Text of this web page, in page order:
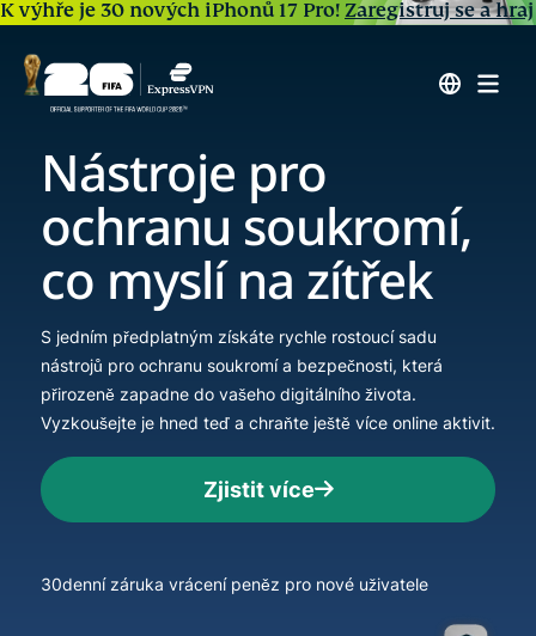
K výhře je 30 nových iPhonů 17 Pro! Zaregistruj se a hraj
Nástroje pro
ochranu soukromí,
co myslí na zítřek
S jedním předplatným získáte rychle rostoucí sadu
nástrojů pro ochranu soukromí a bezpečnosti, která
přirozeně zapadne do vašeho digitálního života.
Vyzkoušejte je hned teď a chraňte ještě více online aktivit.
Zjistit více
30denní záruka vrácení peněz pro nové uživatele